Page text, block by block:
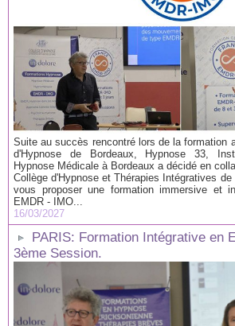
Suite au succès rencontré lors de la formation
d'Hypnose de Bordeaux, Hypnose 33,
Hypnose Médicale à Bordeaux a décidé en
Collège d'Hypnose et Thérapies Intégratives
vous proposer une formation immersive et
EMDR - IMO...
16/03/2027
PARIS: Formation Intégrative en
3ème Session.